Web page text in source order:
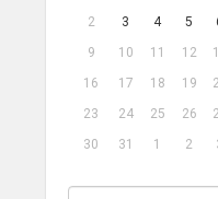
2
3 4 5
9
10 11 12
16
17 18 19
23
24 25 26
30
31 1 2